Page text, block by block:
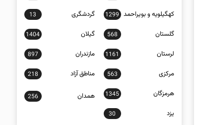
کهگیلویه و بویراحمد 1299 گردشگری 13
گلستان 568 گیلان 1404
لرستان 1161 مازندران 897
مرکزی 563 مناطق آزاد 218
هرمزگان 1345 همدان 256
یزد 30